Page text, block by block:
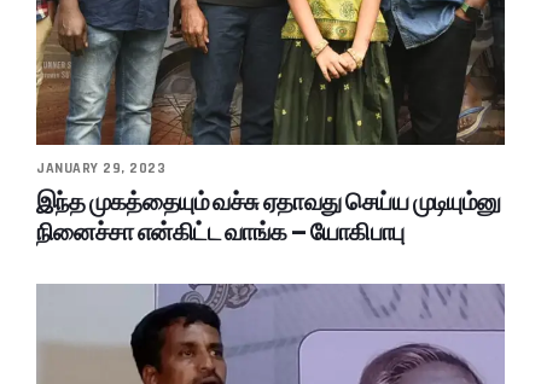
JANUARY 29, 2023
இந்த முகத்தையும் வச்சு ஏதாவது செய்ய முடியும்னு
நினைச்சா என்கிட்ட வாங்க – யோகிபாபு